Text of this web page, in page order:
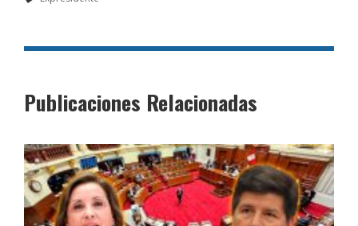
Publicaciones Relacionadas